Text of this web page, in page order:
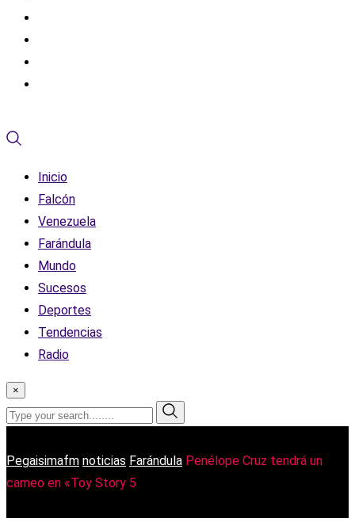
Inicio
Falcón
Venezuela
Farándula
Mundo
Sucesos
Deportes
Tendencias
Radio
×
Pegaisimafm noticias Farándula Penélope Cruz tendrá un
cameo en «Toy Story 5